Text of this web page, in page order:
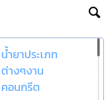
น้ำยาประเภท
ต่างๆงาน
คอนกรีต